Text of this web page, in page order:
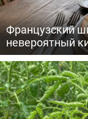
Французский
невероятный